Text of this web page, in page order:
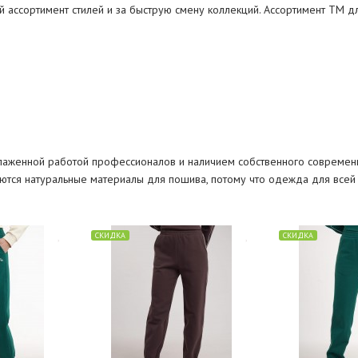
стилей и за быструю смену коллекций. Ассортимент
работой профессионалов и наличием собственного
натуральные материалы для пошива, потому что одежда для
СКИДКА СКИДКА